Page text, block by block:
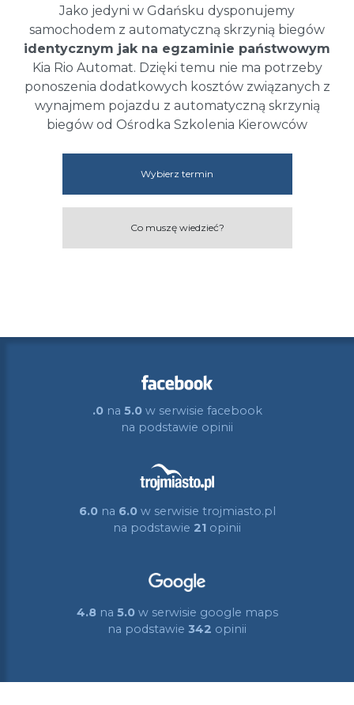
Jako jedyni w Gdańsku dysponujemy
samochodem z automatyczną skrzynią biegów
identycznym jak na egzaminie państwowym
Kia Rio Automat. Dzięki temu nie ma potrzeby
ponoszenia dodatkowych kosztów związanych z
wynajmem pojazdu z automatyczną skrzynią
biegów od Ośrodka Szkolenia Kierowców
Wybierz termin
Co muszę wiedzieć?
.0na 5.0w serwisie facebook
na podstawie opinii
6.0na 6.0w serwisie trojmiasto.pl
na podstawie 21 opinii
4.8 na 5.0w serwisie google maps
na podstawie 342 opinii